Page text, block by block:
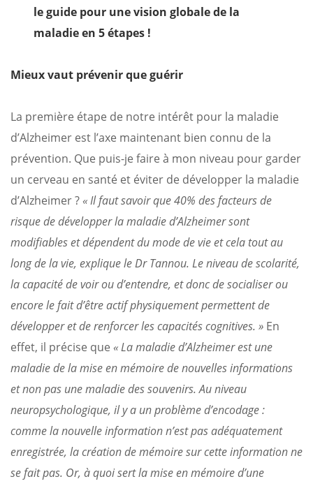
le guide pour une vision globale de la
maladie en 5 étapes !
Mieux vaut prévenir que guérir
La première étape de notre intérêt pour la maladie
d’Alzheimer est l’axe maintenant bien connu de la
prévention. Que puis-je faire à mon niveau pour garder
un cerveau en santé et éviter de développer la maladie
d’Alzheimer ? « Il faut savoir que 40% des facteurs de
risque de développer la maladie d’Alzheimer sont
modifiables et dépendent du mode de vie et cela tout au
long de la vie, explique le Dr Tannou. Le niveau de scolarité,
la capacité de voir ou d’entendre, et donc de socialiser ou
encore le fait d’être actif physiquement permettent de
développer et de renforcer les capacités cognitives. » En
effet, il précise que « La maladie d’Alzheimer est une
maladie de la mise en mémoire de nouvelles informations
et non pas une maladie des souvenirs. Au niveau
neuropsychologique, il y a un problème d’encodage :
comme la nouvelle information n’est pas adéquatement
enregistrée, la création de mémoire sur cette information ne
se fait pas. Or, à quoi sert la mise en mémoire d’une